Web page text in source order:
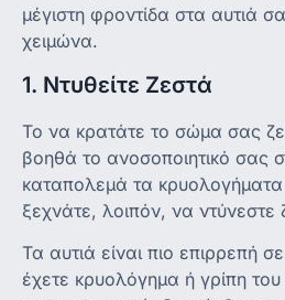
μέγιστη φροντίδα στα αυτιά
χειμώνα.
1. Ντυθείτε Ζεστά
Το να κρατάτε το σώμα σας
βοηθά το ανοσοποιητικό σας
καταπολεμά τα κρυολογήματα
ξεχνάτε, λοιπόν, να ντύνεστε
Τα αυτιά είναι πιο επιρρεπή
έχετε κρυολόγημα ή γρίπη